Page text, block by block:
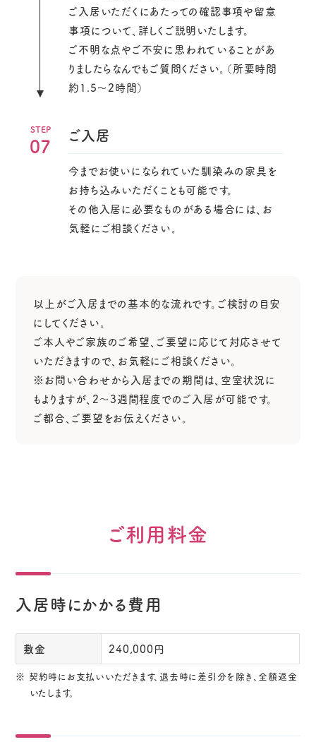
ご入居いただくにあたっての確認事項や留意
事項について、詳しくご説明いたします。
ご不明な点やご不安に思われていることがあ
りましたらなんでもご質問ください。（所要時間
約1.5～2時間）
07 ご入居
今までお使いになられていた馴染みの家具を
お持ち込みいただくことも可能です。
その他入居に必要なものがある場合には、お
気軽にご相談ください。
以上がご入居までの基本的な流れです。ご検討の目安
にしてください。
ご本人やご家族のご希望、ご要望に応じて対応させて
いただきますので、お気軽にご相談ください。
※お問い合わせから入居までの期間は、空室状況に
もよりますが、2～3週間程度でのご入居が可能です。
ご都合、ご要望をお伝えください。
ご利用料金
入居時にかかる費用
敷金 240,000円
※ 契約時にお支払いいただきます、退去時に差引分を除き、全額返金
いたします。